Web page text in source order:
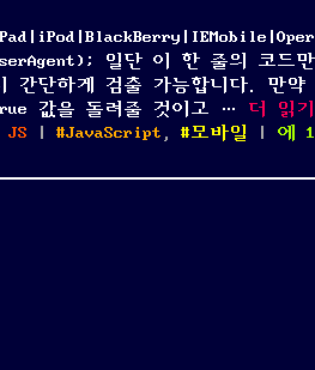
일단 이 한 줄의 코드만
간단하게 검출 가능합니다. 만약
값을 돌려줄 것이고 … “접속
더 읽기
JS Tags
JavaScript , 모바일
접
한
에 1